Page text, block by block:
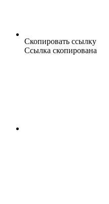
Скопировать ссылку
Ссылка скопирована